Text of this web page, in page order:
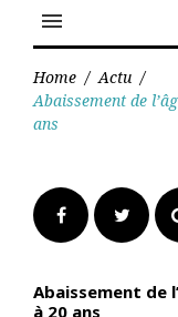
menu
Home / Actu /
Abaissement de
ans
Facebook
Abaissement de
à 20 ans